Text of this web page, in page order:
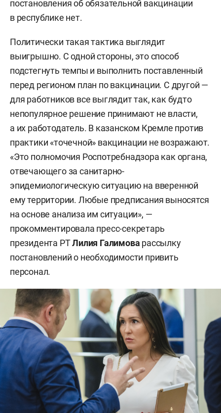
постановления об обязательной вакцинации
в республике нет.
Политически такая тактика выглядит
выигрышно. С одной стороны, это способ
подстегнуть темпы и выполнить поставленный
перед регионом план по вакцинации. С другой —
для работников все выглядит так, как будто
непопулярное решение принимают не власти,
а их работодатель. В казанском Кремле против
практики «точечной» вакцинации не возражают.
«Это полномочия Роспотребнадзора как органа,
отвечающего за санитарно-
эпидемиологическую ситуацию на вверенной
ему территории. Любые предписания выносятся
на основе анализа им ситуации», —
прокомментировала пресс-секретарь
президента РТЛилия Галимова рассылку
постановлений о необходимости привить
персонал.